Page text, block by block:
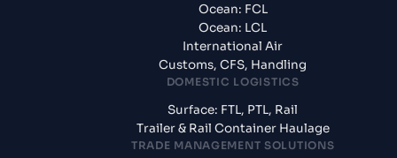
Ocean: FCL
Ocean: LCL
International Air
Customs, CFS, Handling
DOMESTIC LOGISTICS
Surface: FTL, PTL, Rail
Trailer & Rail Container Haulage
TRADE MANAGEMENT SOLUTIONS